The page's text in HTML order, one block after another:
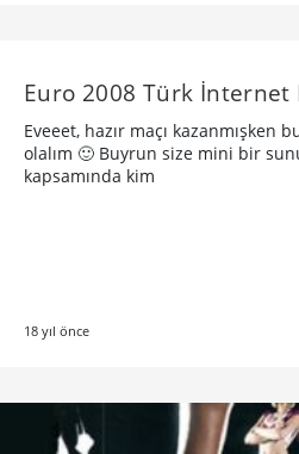
Euro 2008 Türk İnternet
Eveeet, hazır maçı kazanmışken
olalım 🙂 Buyrun size mini bir
kapsamında kim
18 yıl önce